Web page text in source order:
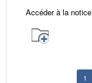
Accéder à la notice
1